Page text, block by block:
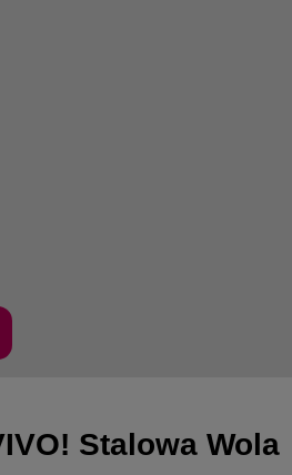
Stalowa Wola